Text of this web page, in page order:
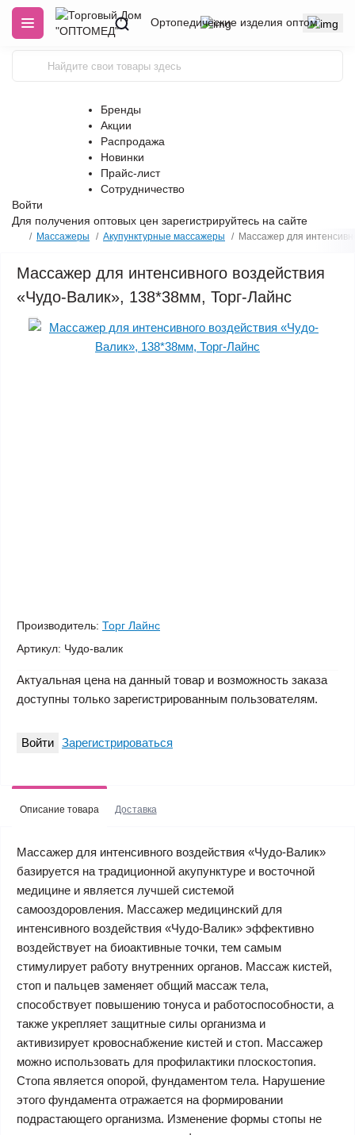
Ортопедические изделия оптом
Бренды
Акции
Распродажа
Новинки
Прайс-лист
Сотрудничество
Войти
Для получения оптовых цен зарегистрируйтесь на сайте
Массажеры Акупунктурные массажеры Массажер для
Массажер для интенсивного воздействия
«Чудо-Валик», 138*38мм, Торг-Лайнс
Производитель: Торг Лайнс
Артикул: Чудо-валик
Актуальная цена на данный товар и возможность заказа
доступны только зарегистрированным пользователям.
Войти Зарегистрироваться
Описание товара Доставка
Массажер для интенсивного воздействия «Чудо-Валик»
базируется на традиционной акупунктуре и восточной
медицине и является лучшей системой
самооздоровления. Массажер медицинский для
интенсивного воздействия «Чудо-Валик» эффективно
воздействует на биоактивные точки, тем самым
стимулирует работу внутренних органов. Массаж кистей,
стоп и пальцев заменяет общий массаж тела,
способствует повышению тонуса и работоспособности, а
также укрепляет защитные силы организма и
активизирует кровоснабжение кистей и стоп. Массажер
можно использовать для профилактики плоскостопия.
Стопа является опорой, фундаментом тела. Нарушение
этого фундамента отражается на формировании
подрастающего организма. Изменение формы стопы не